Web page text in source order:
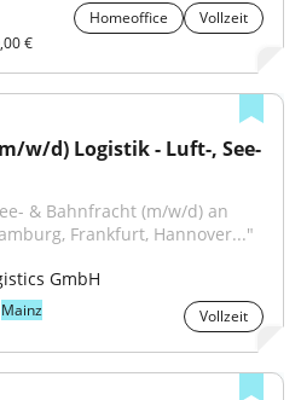
Homeoffice
Vollzeit
€
w/d) Logistik - Luft-, See-
& Bahnfracht (m/w/d) an
Frankfurt, Hannover..."
GmbH
Mainz Vollzeit